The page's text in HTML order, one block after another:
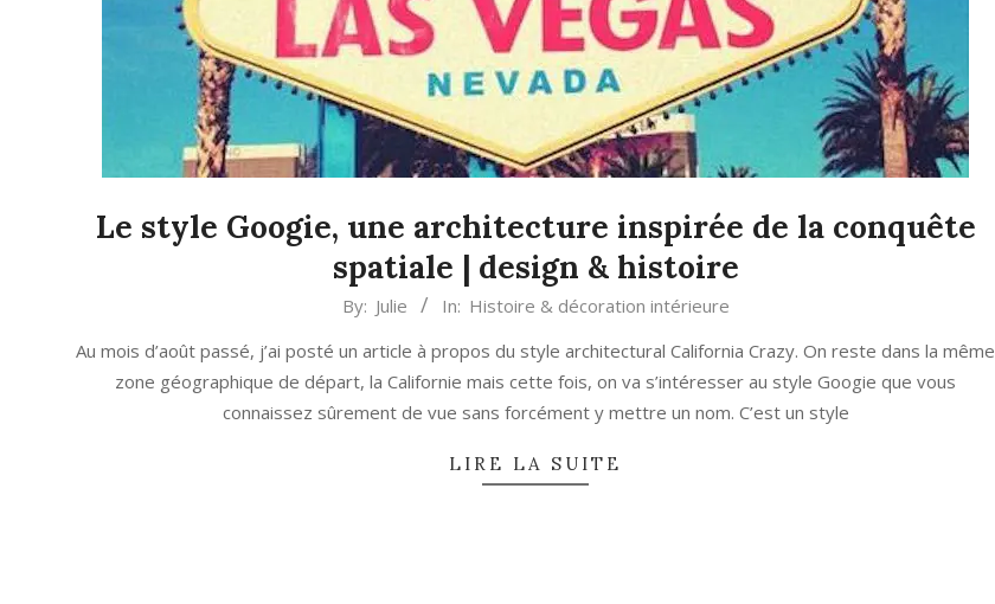
Le style Googie, une architecture inspirée de la conquête
spatiale | design & histoire
18
By: Julie In: Histoire & décoration intérieure
Au mois d’août passé, j’ai posté un article à propos du style architectural California Crazy. On reste dans la même
zone géographique de départ, la Californie mais cette fois, on va s’intéresser au style Googie que vous
connaissez sûrement de vue sans forcément y mettre un nom. C’est un style
LIRE LA SUITE